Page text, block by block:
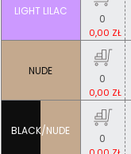
LIGHT LILAC
NUDE
BLACK/NUDE
0
0,00 ZŁ
0
0,00 ZŁ
0